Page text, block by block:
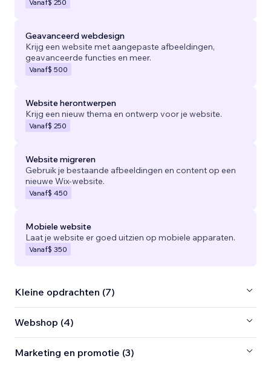
Vanaf$ 250
Geavanceerd webdesign
Krijg een website met aangepaste afbeeldingen,
geavanceerde functies en meer.
Vanaf$ 500
Website herontwerpen
Krijg een nieuw thema en ontwerp voor je website.
Vanaf$ 250
Website migreren
Gebruik je bestaande afbeeldingen en content op een
nieuwe Wix-website.
Vanaf$ 450
Mobiele website
Laat je website er goed uitzien op mobiele apparaten.
Vanaf$ 350
Kleine opdrachten (7)
Webshop (4)
Marketing en promotie (3)